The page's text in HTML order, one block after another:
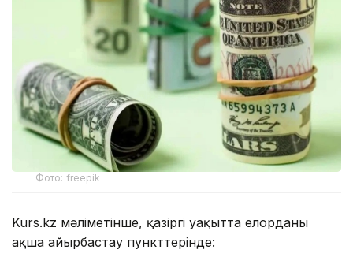
Фото: freepik
Kurs.kz мәліметінше, қазіргі уақытта елорданың
ақша айырбастау пункттерінде: